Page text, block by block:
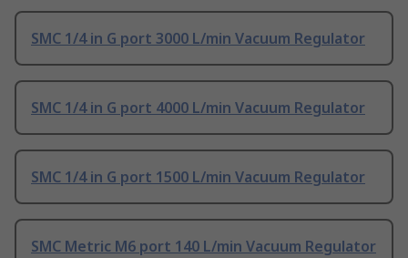
SMC 1/4 in G port 3000 L/min Vacuum Regulator
SMC 1/4 in G port 4000 L/min Vacuum Regulator
SMC 1/4 in G port 1500 L/min Vacuum Regulator
SMC Metric M6 port 140 L/min Vacuum Regulator